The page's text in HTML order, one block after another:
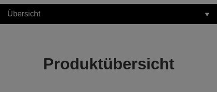
Übersicht
Produktübersicht